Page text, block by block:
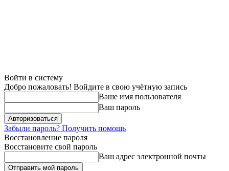
Войти в систему
Добро пожаловать! Войдите в свою учётную запись
Ваше имя пользователя
Ваш пароль
Забыли пароль? Получить помощь
Восстановление пароля
Восстановите свой пароль
Ваш адрес электронной почты